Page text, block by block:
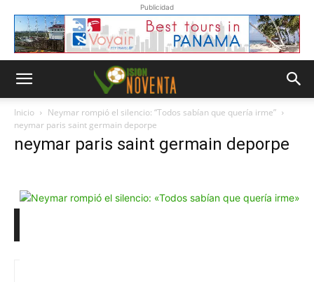
Publicidad
Inicio
Neymar rompió el silencio: “Todos sabían que quería irme”
neymar paris saint germain deporpe
neymar paris saint germain deporpe